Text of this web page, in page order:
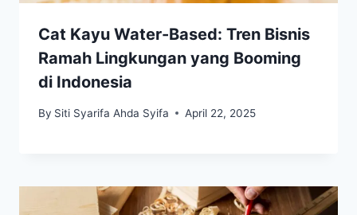
Cat Kayu Water-Based: Tren Bisnis
Ramah Lingkungan yang Booming
di Indonesia
By Siti Syarifa Ahda Syifa April 22, 2025